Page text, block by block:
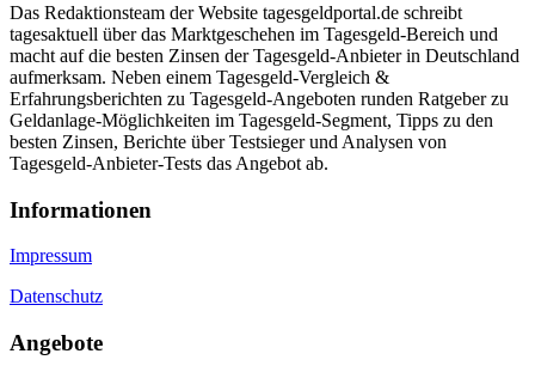
Das Redaktionsteam der Website tagesgeldportal.de schreibt
tagesaktuell über das Marktgeschehen im Tagesgeld-Bereich und
macht auf die besten Zinsen der Tagesgeld-Anbieter in Deutschland
aufmerksam. Neben einem Tagesgeld-Vergleich &
Erfahrungsberichten zu Tagesgeld-Angeboten runden Ratgeber zu
Geldanlage-Möglichkeiten im Tagesgeld-Segment, Tipps zu den
besten Zinsen, Berichte über Testsieger und Analysen von
Tagesgeld-Anbieter-Tests das Angebot ab.
Informa­tionen
Impressum
Datenschutz
Angebote